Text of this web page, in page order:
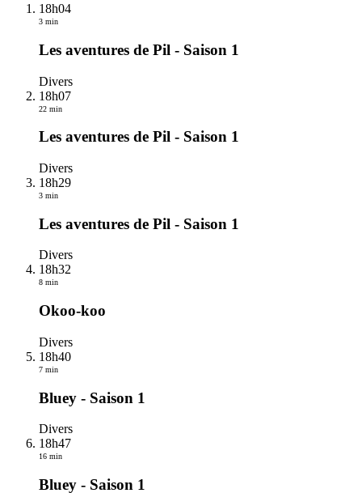
18h04
3 min
Les aventures de Pil - Saison 1
Divers
18h07
22 min
Les aventures de Pil - Saison 1
Divers
18h29
3 min
Les aventures de Pil - Saison 1
Divers
18h32
8 min
Okoo-koo
Divers
18h40
7 min
Bluey - Saison 1
Divers
18h47
16 min
Bluey - Saison 1